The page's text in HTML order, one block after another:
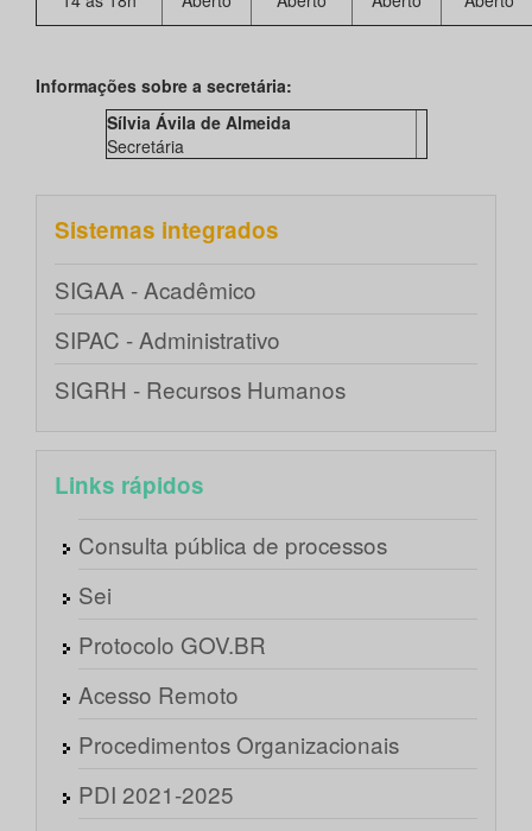
Informações sobre a secretária:
Sílvia Ávila de Almeida
Secretária
Sistemas integrados
SIGAA - Acadêmico
SIPAC - Administrativo
SIGRH - Recursos Humanos
Links rápidos
Consulta pública de processos
Sei
Protocolo GOV.BR
Acesso Remoto
Procedimentos Organizacionais
PDI 2021-2025